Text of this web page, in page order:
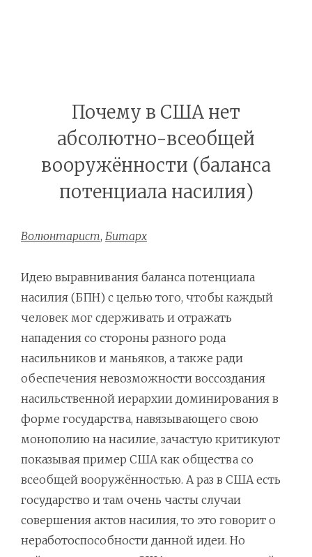
Почему в США нет
абсолютно-всеобщей
вооружённости (баланса
потенциала насилия)
Волюнтарист, Битарх
Идею выравнивания баланса потенциала
насилия (БПН) с целью того, чтобы каждый
человек мог сдерживать и отражать
нападения со стороны разного рода
насильников и маньяков, а также ради
обеспечения невозможности воссоздания
насильственной иерархии доминирования в
форме государства, навязывающего свою
монополию на насилие, зачастую критикуют
показывая пример США как общества со
всеобщей вооружённостью. А раз в США есть
государство и там очень часты случаи
совершения актов насилия, то это говорит о
неработоспособности данной идеи. Но